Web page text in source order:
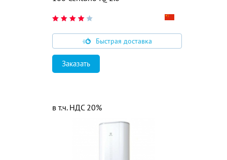
Быстрая доставка
Заказать
в т.ч. НДС 20%